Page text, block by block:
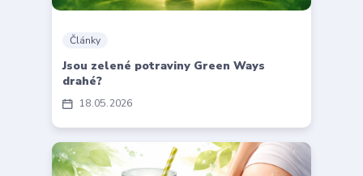
18 05 2026
Články
Jsou zelené potraviny Green Ways
drahé?